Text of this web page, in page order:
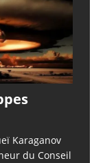
Karaganov
du Conseil